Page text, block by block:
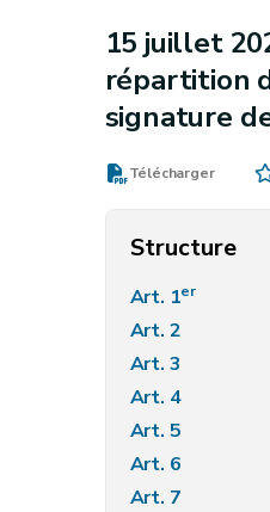
15 juillet
répartition
signature
Télécharger
Structure
Art. 1er
Art. 2
Art. 3
Art. 4
Art. 5
Art. 6
Art. 7